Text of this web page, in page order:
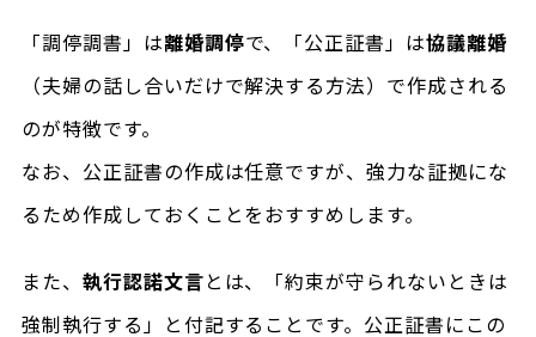
「調停調書」は離婚調停で、「公正証書」は協議離婚
（夫婦の話し合いだけで解決する方法）で作成される
のが特徴です。
なお、公正証書の作成は任意ですが、強力な証拠にな
るため作成しておくことをおすすめします。
また、 執行認諾文言とは、「約束が守られないときは
強制執行する」と付記することです。公正証書にこの